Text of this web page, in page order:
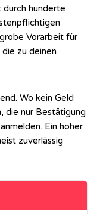
durch hunderte
Vorarbeit für
zu deinen
Wo kein Geld
die nur Bestätigung
Ein hoher
zuverlässig